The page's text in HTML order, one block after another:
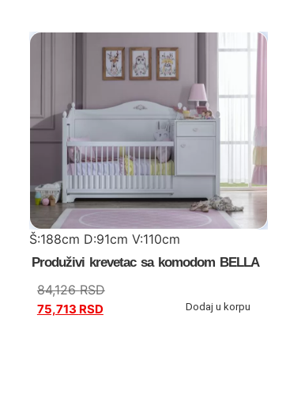
Š:188cm D:91cm V:110cm
Produživi krevetac sa komodom BELLA
84,126RSD
75,713 RSD Dodaj u korpu